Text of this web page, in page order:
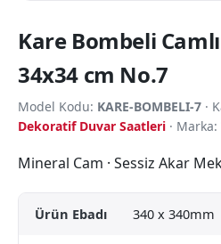
Kare Bombeli
34x34 cm No.7
Model Kodu: KARE-BOMBELI-7 ·
Dekoratif Duvar Saatleri · Marka:
Mineral Cam · Sessiz Akar
Ürün Ebadı 340 x 340mm